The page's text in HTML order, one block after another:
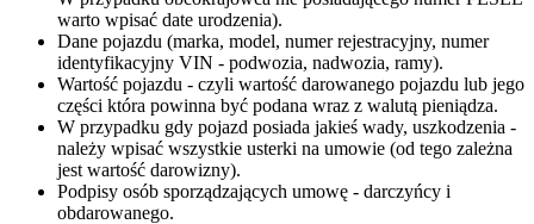
warto wpisać date urodzenia).
Dane pojazdu (marka, model, numer rejestracyjny, numer
identyfikacyjny VIN - podwozia, nadwozia, ramy).
Wartość pojazdu - czyli wartość darowanego pojazdu lub jego
części która powinna być podana wraz z walutą pieniądza.
W przypadku gdy pojazd posiada jakieś wady, uszkodzenia -
należy wpisać wszystkie usterki na umowie (od tego zależna
jest wartość darowizny).
Podpisy osób sporządzających umowę - darczyńcy i
obdarowanego.